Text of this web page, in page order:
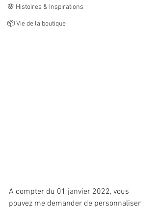
🌸 Histoires & Inspirations
📦 Vie de la boutique
A compter du 01 janvier 2022, vous
pouvez me demander de personnaliser